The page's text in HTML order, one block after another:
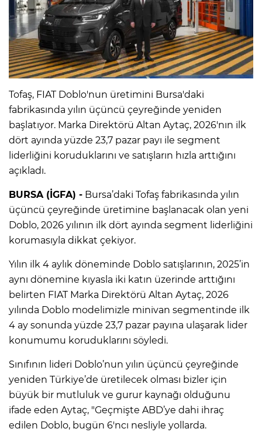
Tofaş, FIAT Doblo'nun üretimini Bursa'daki
fabrikasında yılın üçüncü çeyreğinde yeniden
başlatıyor. Marka Direktörü Altan Aytaç, 2026'nın ilk
dört ayında yüzde 23,7 pazar payı ile segment
liderliğini koruduklarını ve satışların hızla arttığını
açıkladı.
BURSA (İGFA) - Bursa’daki Tofaş fabrikasında yılın
üçüncü çeyreğinde üretimine başlanacak olan yeni
Doblo, 2026 yılının ilk dört ayında segment liderliğini
korumasıyla dikkat çekiyor.
Yılın ilk 4 aylık döneminde Doblo satışlarının, 2025’in
aynı dönemine kıyasla iki katın üzerinde arttığını
belirten FIAT Marka Direktörü Altan Aytaç, 2026
yılında Doblo modelimizle minivan segmentinde ilk
4 ay sonunda yüzde 23,7 pazar payına ulaşarak lider
konumumu koruduklarını söyledi.
Sınıfının lideri Doblo’nun yılın üçüncü çeyreğinde
yeniden Türkiye’de üretilecek olması bizler için
büyük bir mutluluk ve gurur kaynağı olduğunu
ifade eden Aytaç, "Geçmişte ABD’ye dahi ihraç
edilen Doblo, bugün 6'ncı nesliyle yollarda.